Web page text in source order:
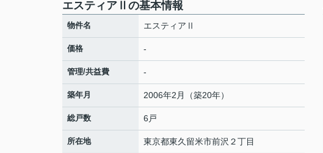
エスティアⅡの基本情報
物件名 エスティアⅡ
価格 -
管理/共益費 -
築年月 2006年2月（築20年）
総戸数 6戸
所在地 東京都東久留米市前沢 ２丁目